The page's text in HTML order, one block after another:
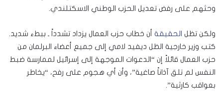
وحثهم على رفض تعديل الحزب الوطني الاسكتلندي.
ولكن تظل الحقيقة أن خطاب حزب العمال يزداد تشدداً ـ ببطء شديد.
كتب وزير خارجية الظل ديفيد لامي إلى جميع أعضاء البرلمان من
حزب العمال قائلاً إن “الدعوات الموجهة إلى إسرائيل لممارسة ضبط
النفس لم تلق آذاناً صاغية”، وأن أي هجوم على رفح، “يخاطر
بعواقب كارثية”.